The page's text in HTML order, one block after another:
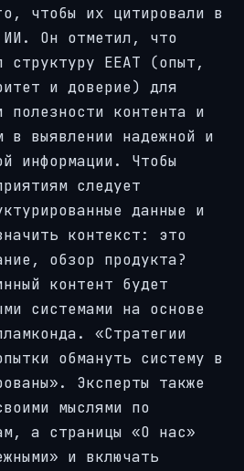
чтобы их цитировали в
ИИ. Он отметил, что
структуру EEAT (опыт,
и доверие) для
полезности контента и
в выявлении надежной и
информации. Чтобы
следует
данные и
контекст: это
обзор продукта?
контент будет
системами на основе
«Стратегии
обмануть систему в
Эксперты также
мыслями по
а страницы «О нас»
и включать